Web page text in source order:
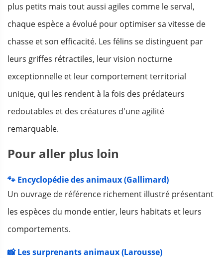
plus petits mais tout aussi agiles comme le serval,
chaque espèce a évolué pour optimiser sa vitesse de
chasse et son efficacité. Les félins se distinguent par
leurs griffes rétractiles, leur vision nocturne
exceptionnelle et leur comportement territorial
unique, qui les rendent à la fois des prédateurs
redoutables et des créatures d'une agilité
remarquable.
Pour aller plus loin
🐾 Encyclopédie des animaux (Gallimard)
Un ouvrage de référence richement illustré présentant
les espèces du monde entier, leurs habitats et leurs
comportements.
📸 Les surprenants animaux (Larousse)